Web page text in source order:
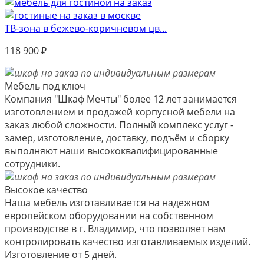
ТВ-зона в бежево-коричневом цв...
118 900₽
Мебель под ключ
Компания "Шкаф Мечты" более 12 лет занимается
изготовлением и продажей корпусной мебели на
заказ любой сложности. Полный комплекс услуг -
замер, изготовление, доставку, подъём и сборку
выполняют наши высококвалифицированные
сотрудники.
Высокое качество
Наша мебель изготавливается на надежном
европейском оборудовании на собственном
производстве в г. Владимир, что позволяет нам
контролировать качество изготавливаемых изделий.
Изготовление от 5 дней.